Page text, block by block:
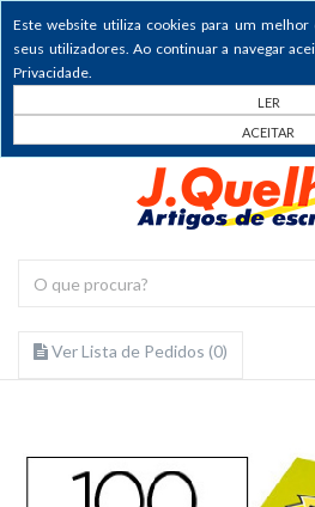
Este website utiliza cookies para um
seus utilizadores. Ao continuar a navegar
Privacidade.
LER
ACEITAR
Ver Lista de Pedidos (0)